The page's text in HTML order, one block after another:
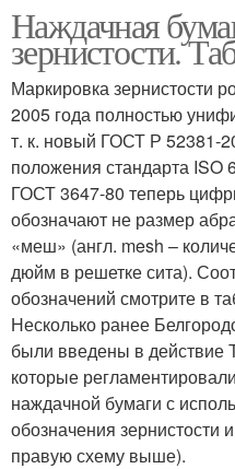
Наждачная
зернистости.
Маркировка зернистости
2005 года полностью
т. к. новый ГОСТ Р 52381-
положения стандарта ISO
ГОСТ 3647-80 теперь
обозначают не размер
«меш» (англ. mesh –
дюйм в решетке сита).
обозначений смотрите в
Несколько ранее
были введены в действие
которые
наждачной бумаги с
обозначения зернистости
правую схему выше).